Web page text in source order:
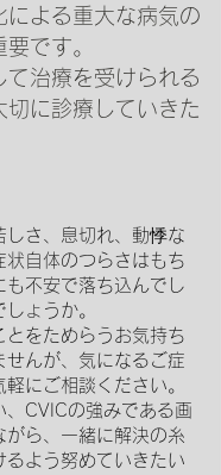
による重大な病気の
です。
て治療を受けられる
切に診療していきた
しさ、息切れ、動悸な
状自体のつらさはもち
も不安で落ち込んでし
ょうか。
とをためらうお気持ち
せんが、気になるご症
にご相談ください。
、CVICの強みである画
がら、一緒に解決の糸
るよう努めていきたい